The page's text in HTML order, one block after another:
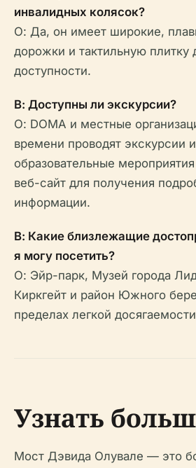
инвалидных колясок?
О: Да, он имеет широкие,
дорожки и тактильную плитку
доступности.
В: Доступны ли экскурсии?
О: DOMA и местные
времени проводят экскурсии и
образовательные
веб-сайт для получения
информации.
В: Какие близлежащие
я могу посетить?
О: Эйр-парк, Музей города
Киркгейт и район Южного
пределах легкой
Узнать
Мост Дэвида Олувале — это